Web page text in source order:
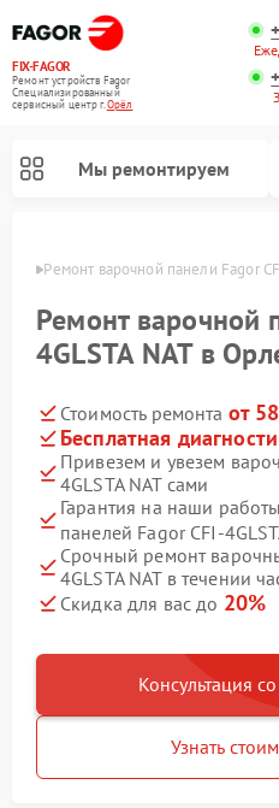
FIX-FAGOR
Ремонт устройств Fagor
Специализированный
cервисный центр г.Орёл
Мы ремонтируем
Ремонт варочной панели Fagor
Ремонт варочной
4GLSTA NAT в
Стоимость ремонта от
Бесплатная
Привезем и увезем
4GLSTA NAT сами
Гарантия на наши
панелей Fagor CFI-
Срочный ремонт
4GLSTA NAT в течении
Скидка для вас до 20%
Консультация
Узнать